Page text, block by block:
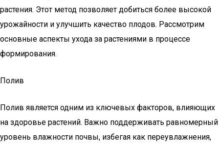
растения. Этот метод позволяет добиться более высокой
урожайности и улучшить качество плодов. Рассмотрим
основные аспекты ухода за растениями в процессе
формирования.
Полив
Полив является одним из ключевых факторов, влияющих
на здоровье растений. Важно поддерживать равномерный
уровень влажности почвы, избегая как переувлажнения,